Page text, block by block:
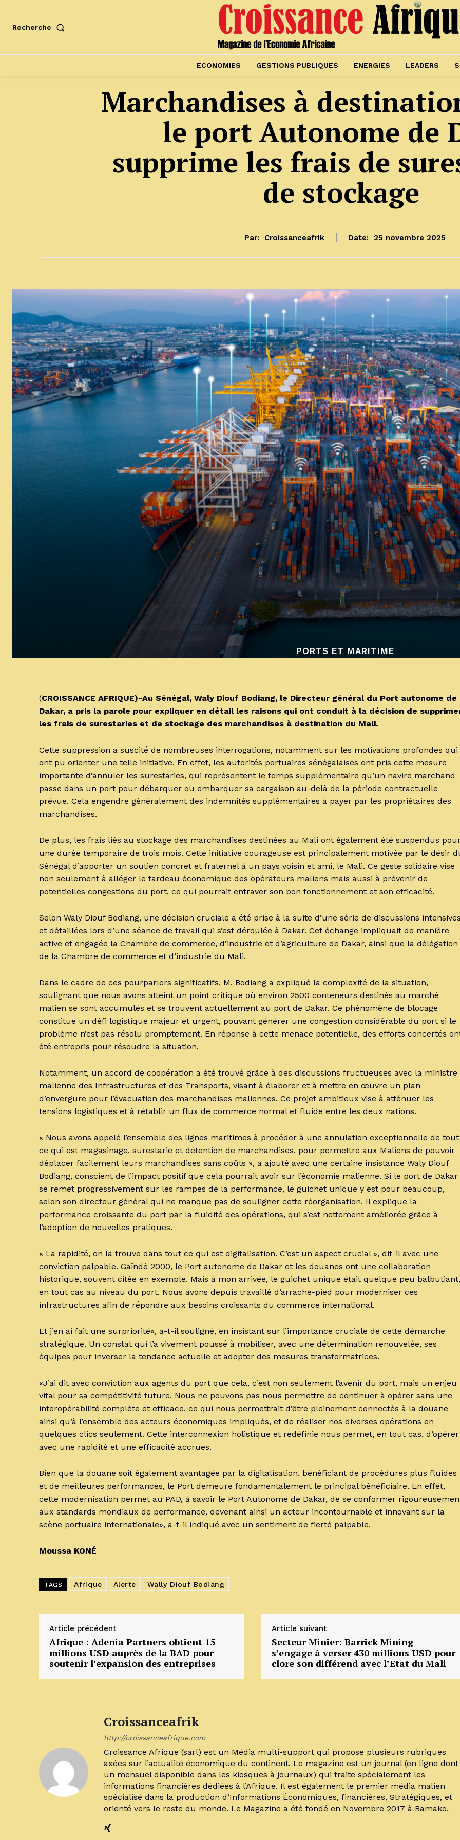
Recherche
ECONOMIES GESTIONS PUBLIQUES ENERGIES LEADERS
Marchandises à
le port Autonome de
supprime les frais de
de stockage
Par: Croissanceafrik Date: 25 novembre 2025
PORTS ET MARITIME
(CROISSANCE AFRIQUE)-Au Sénégal, Waly Diouf Bodiang, le Directeur général du Port autonome de
Dakar, a pris la parole pour expliquer en détail les raisons qui ont conduit à la décision de
les frais de surestaries et de stockage des marchandises à destination du Mali.
Cette suppression a suscité de nombreuses interrogations, notamment sur les motivations profondes qui
ont pu orienter une telle initiative. En effet, les autorités portuaires sénégalaises ont pris cette mesure
importante d’annuler les surestaries, qui représentent le temps supplémentaire qu’un navire marchand
passe dans un port pour débarquer ou embarquer sa cargaison au-delà de la période contractuelle
prévue. Cela engendre généralement des indemnités supplémentaires à payer par les propriétaires des
marchandises.
De plus, les frais liés au stockage des marchandises destinées au Mali ont également été suspendus
une durée temporaire de trois mois. Cette initiative courageuse est principalement motivée par le désir
Sénégal d’apporter un soutien concret et fraternel à un pays voisin et ami, le Mali. Ce geste solidaire vise
non seulement à alléger le fardeau économique des opérateurs maliens mais aussi à prévenir de
potentielles congestions du port, ce qui pourrait entraver son bon fonctionnement et son efficacité.
Selon Waly Diouf Bodiang, une décision cruciale a été prise à la suite d’une série de discussions
et détaillées lors d’une séance de travail qui s’est déroulée à Dakar. Cet échange impliquait de manière
active et engagée la Chambre de commerce, d’industrie et d’agriculture de Dakar, ainsi que la délégation
de la Chambre de commerce et d’industrie du Mali.
Dans le cadre de ces pourparlers significatifs, M. Bodiang a expliqué la complexité de la situation,
soulignant que nous avons atteint un point critique où environ 2500 conteneurs destinés au marché
malien se sont accumulés et se trouvent actuellement au port de Dakar. Ce phénomène de blocage
constitue un défi logistique majeur et urgent, pouvant générer une congestion considérable du port si le
problème n’est pas résolu promptement. En réponse à cette menace potentielle, des efforts concertés
été entrepris pour résoudre la situation.
Notamment, un accord de coopération a été trouvé grâce à des discussions fructueuses avec la ministre
malienne des Infrastructures et des Transports, visant à élaborer et à mettre en œuvre un plan
d’envergure pour l’évacuation des marchandises maliennes. Ce projet ambitieux vise à atténuer les
tensions logistiques et à rétablir un flux de commerce normal et fluide entre les deux nations.
« Nous avons appelé l’ensemble des lignes maritimes à procéder à une annulation exceptionnelle de tout
ce qui est magasinage, surestarie et détention de marchandises, pour permettre aux Maliens de pouvoir
déplacer facilement leurs marchandises sans coûts », a ajouté avec une certaine insistance Waly Diouf
Bodiang, conscient de l’impact positif que cela pourrait avoir sur l’économie malienne. Si le port de Dakar
se remet progressivement sur les rampes de la performance, le guichet unique y est pour beaucoup,
selon son directeur général qui ne manque pas de souligner cette réorganisation. Il explique la
performance croissante du port par la fluidité des opérations, qui s’est nettement améliorée grâce à
l’adoption de nouvelles pratiques.
« La rapidité, on la trouve dans tout ce qui est digitalisation. C’est un aspect crucial », dit-il avec une
conviction palpable. Gaïndé 2000, le Port autonome de Dakar et les douanes ont une collaboration
historique, souvent citée en exemple. Mais à mon arrivée, le guichet unique était quelque peu balbutiant,
en tout cas au niveau du port. Nous avons depuis travaillé d’arrache-pied pour moderniser ces
infrastructures afin de répondre aux besoins croissants du commerce international.
Et j’en ai fait une surpriorité», a-t-il souligné, en insistant sur l’importance cruciale de cette démarche
stratégique. Un constat qui l’a vivement poussé à mobiliser, avec une détermination renouvelée, ses
équipes pour inverser la tendance actuelle et adopter des mesures transformatrices.
«J’ai dit avec conviction aux agents du port que cela, c’est non seulement l’avenir du port, mais un enjeu
vital pour sa compétitivité future. Nous ne pouvons pas nous permettre de continuer à opérer sans une
interopérabilité complète et efficace, ce qui nous permettrait d’être pleinement connectés à la douane
ainsi qu’à l’ensemble des acteurs économiques impliqués, et de réaliser nos diverses opérations en
quelques clics seulement. Cette interconnexion holistique et redéfinie nous permet, en tout cas, d’opérer
avec une rapidité et une efficacité accrues.
Bien que la douane soit également avantagée par la digitalisation, bénéficiant de procédures plus fluides
et de meilleures performances, le Port demeure fondamentalement le principal bénéficiaire. En effet,
cette modernisation permet au PAD, à savoir le Port Autonome de Dakar, de se conformer
aux standards mondiaux de performance, devenant ainsi un acteur incontournable et innovant sur la
scène portuaire internationale», a-t-il indiqué avec un sentiment de fierté palpable.
Moussa KONÉ
TAGS Afrique Alerte Wally Diouf Bodiang
Article précédent
Afrique : Adenia Partners obtient 15
millions USD auprès de la BAD pour
soutenir l’expansion des entreprises
Article suivant
Secteur Minier: Barrick Mining
s’engage à verser 430 millions USD pour
clore son différend avec l’Etat du Mali
Croissanceafrik
http://croissanceafrique.com
Croissance Afrique (sarl) est un Média multi-support qui propose plusieurs rubriques
axées sur l’actualité économique du continent. Le magazine est un journal (en ligne dont
un mensuel disponible dans les kiosques à journaux) qui traite spécialement les
informations financières dédiées à l’Afrique. Il est également le premier média malien
spécialisé dans la production d’Informations Économiques, financières, Stratégiques, et
orienté vers le reste du monde. Le Magazine a été fondé en Novembre 2017 à Bamako.